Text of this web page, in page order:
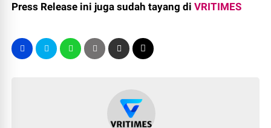
Press Release ini juga sudah tayang diVRITIMES